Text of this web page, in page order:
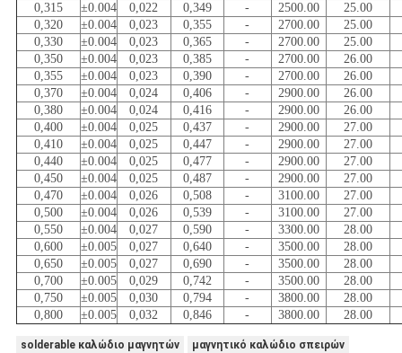
0,315
±0.004 0,022 0,349 - 2500.00
25.00
0,320
±0.004 0,023 0,355 - 2700.00
25.00
0,330
±0.004 0,023 0,365 - 2700.00
25.00
0,350
±0.004 0,023 0,385 - 2700.00
26.00
0,355
±0.004 0,023 0,390 - 2700.00
26.00
0,370
±0.004 0,024 0,406 - 2900.00
26.00
0,380
±0.004 0,024 0,416 - 2900.00
26.00
0,400
±0.004 0,025 0,437 - 2900.00
27.00
0,410
±0.004 0,025 0,447 - 2900.00
27.00
0,440
±0.004 0,025 0,477 - 2900.00
27.00
0,450
±0.004 0,025 0,487 - 2900.00
27.00
0,470
±0.004 0,026 0,508 - 3100.00
27.00
0,500
±0.004 0,026 0,539 - 3100.00
27.00
0,550
±0.004 0,027 0,590 - 3300.00
28.00
0,600
±0.005 0,027 0,640 - 3500.00
28.00
0,650
±0.005 0,027 0,690 - 3500.00
28.00
0,700
±0.005 0,029 0,742 - 3500.00
28.00
0,750
±0.005 0,030 0,794 - 3800.00
28.00
0,800
±0.005 0,032 0,846 - 3800.00 28.00
solderable καλώδιο μαγνητών
μαγνητικό καλώδιο σπειρών